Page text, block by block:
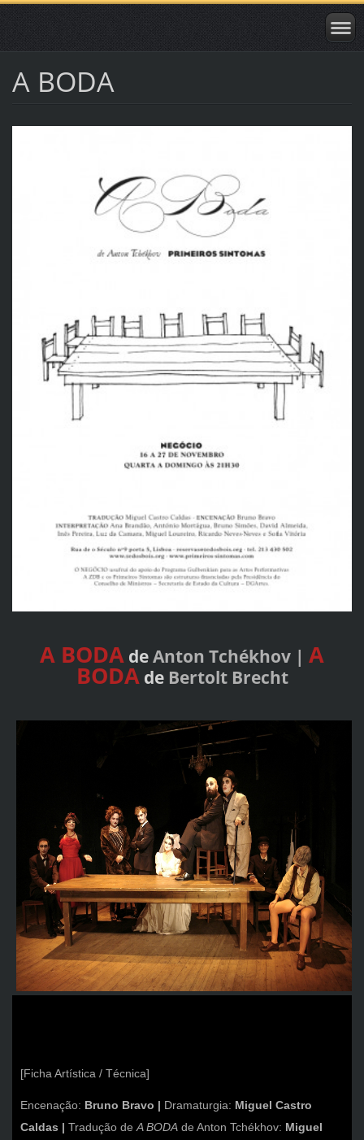
A BODA
A BODA deAnton Tchékhov | A
BODA deBertolt Brecht
[Ficha Artística / Técnica]
Encenação: Bruno Bravo | Dramaturgia: Miguel Castro
Caldas | Tradução de A BODAde Anton Tchékhov: Miguel